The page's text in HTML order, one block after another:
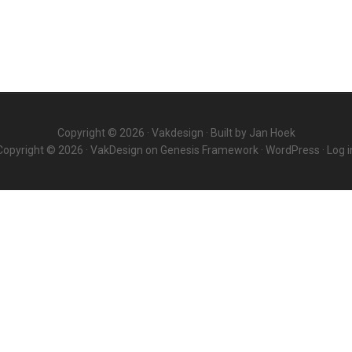
Copyright © 2026 · Vakdesign · Built by Jan Hoek
© 2026 · VakDesign on Genesis Framework · WordPress · Log